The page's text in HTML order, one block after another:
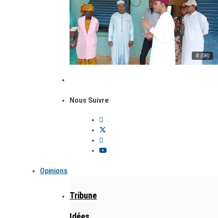
© (DR)
Nous Suivre
Opinions
Tribune